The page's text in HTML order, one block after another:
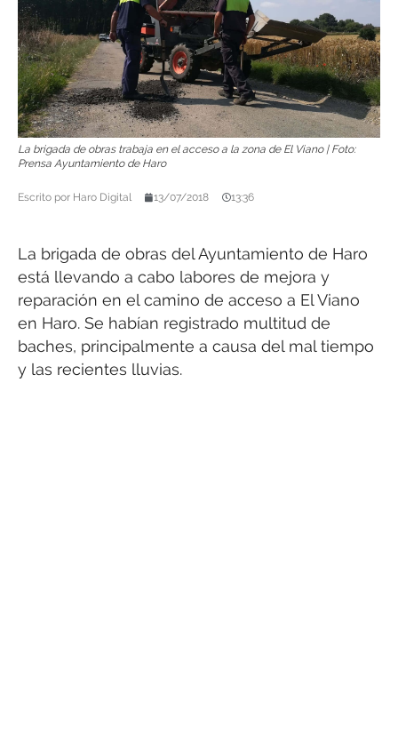
La brigada de obras trabaja en el acceso a la zona de El Viano | Foto:
Prensa Ayuntamiento de Haro
Escrito por Haro Digital 13/07/2018 13:36
La brigada de obras del Ayuntamiento de Haro
está llevando a cabo labores de mejora y
reparación en el camino de acceso a El Viano
en Haro. Se habían registrado multitud de
baches, principalmente a causa del mal tiempo
y las recientes lluvias.